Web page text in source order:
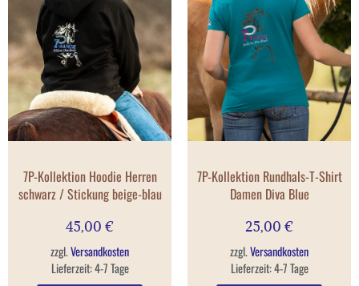
7P-Kollektion Hoodie Herren
schwarz / Stickung beige-blau
45,00 €
zzgl.Versandkosten
Lieferzeit:4-7 Tage
7P-Kollektion Rundhals-T-Shirt
Damen Diva Blue
25,00 €
zzgl.Versandkosten
Lieferzeit:4-7 Tage